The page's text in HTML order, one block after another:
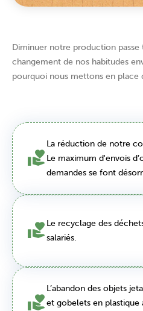
Diminuer notre production passe
changement de nos habitudes
pourquoi nous mettons en
La réduction de notre
Le maximum d'envois
demandes se font
Le recyclage des
salariés.
L’abandon des objets
et gobelets en plastique